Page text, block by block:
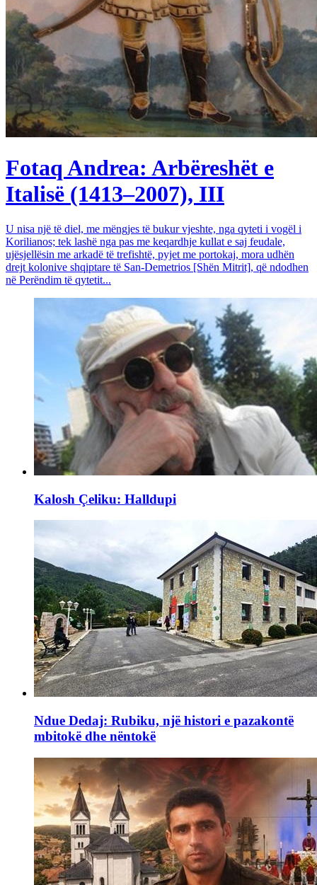
Fotaq Andrea: Arbëreshët e
Italisë (1413–2007), III
U nisa një të diel, me mëngjes të bukur vjeshte, nga qyteti i vogël i
Korilianos; tek lashë nga pas me keqardhje kullat e saj feudale,
ujësjellësin me arkadë të trefishtë, pyjet me portokaj, mora udhën
drejt kolonive shqiptare të San-Demetrios [Shën Mitrit], që ndodhen
në Perëndim të qytetit...
Kalosh Çeliku: Halldupi
Ndue Dedaj: Rubiku, një histori e pazakontë
mbitokë dhe nëntokë